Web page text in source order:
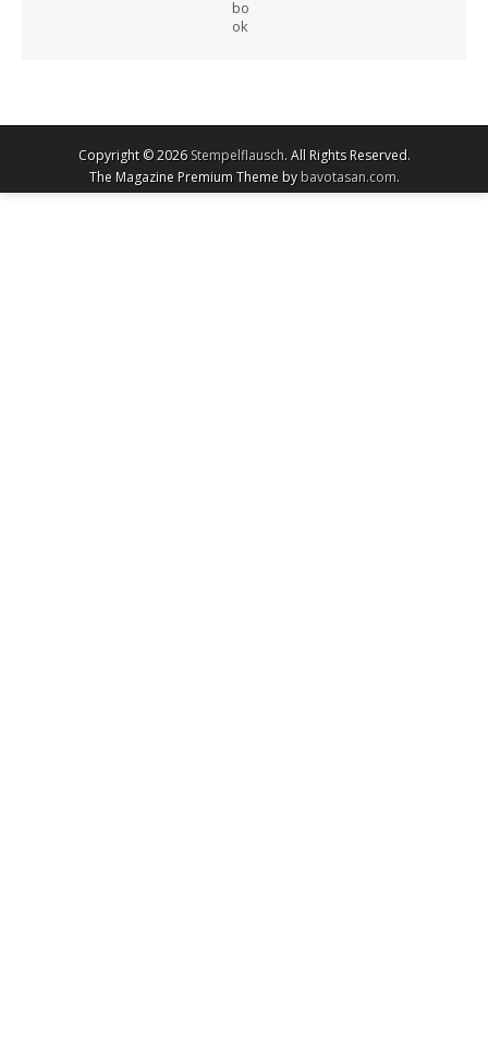
Copyright © 2026Stempelflausch. All Rights Reserved.
The Magazine Premium Theme bybavotasan.com.